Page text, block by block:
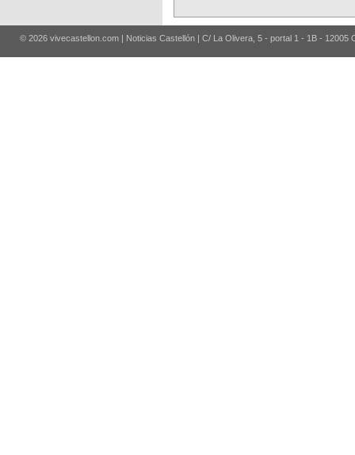
© 2026 vivecastellon.com | Noticias Castellón | C/ La Olivera, 5 - portal 1 - 1B - 12005